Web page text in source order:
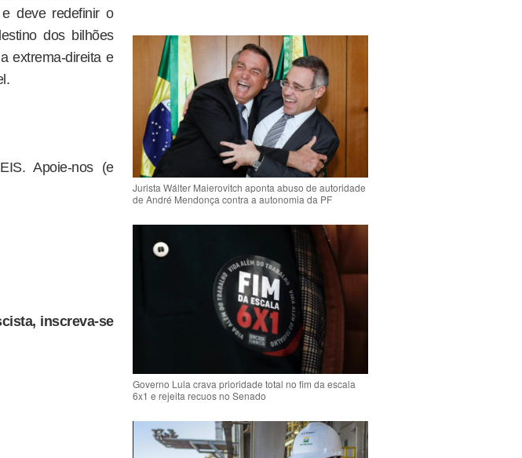
deve redefinir o
dos bilhões
extrema-direita e
Apoie-nos (e
inscreva-se
Jurista Wálter Maierovitch aponta abuso de autoridade
de André Mendonça contra a autonomia da PF
Governo Lula crava prioridade total no fim da escala
6x1 e rejeita recuos no Senado